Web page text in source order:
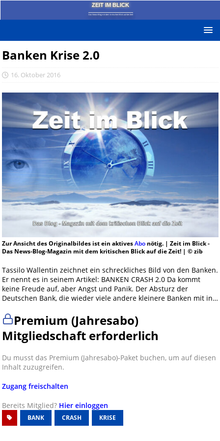
ZEIT IM BLICK
Das News-Blog mit dem kritischen Blick auf die Zeit!
Banken Krise 2.0
16. Oktober 2016
Zur Ansicht des Originalbildes ist ein aktivesAbonötig. | Zeit im Blick -
Das News-Blog-Magazin mit dem kritischen Blick auf die Zeit! | © zib
Tassilo Wallentin zeichnet ein schreckliches Bild von den Banken.
Er nennt es in seinem Artikel: BANKEN CRASH 2.0 Da kommt
keine Freude auf, aber Angst und Panik. Der Absturz der
Deutschen Bank, die wieder viele andere kleinere Banken mit in…
Premium (Jahresabo)
Mitgliedschaft erforderlich
Du musst das Premium (Jahresabo)-Paket buchen, um auf diesen
Inhalt zuzugreifen.
Zugang freischalten
Bereits Mitglied? Hier einloggen
BANK CRASH KRISE